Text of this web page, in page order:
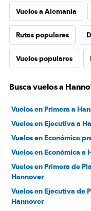
Vuelos a Alemania
Rutas populares
Vuelos populares
Busca vuelos a
Vuelos en Primera a
Vuelos en Ejecutiva a
Vuelos en Económica
Vuelos en Económica a
Vuelos en Primera de
Hannover
Vuelos en Ejecutiva de
Hannover